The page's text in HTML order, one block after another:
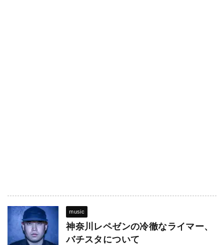
music
神奈川レペゼンの冷徹なライマー、
バチスタについて